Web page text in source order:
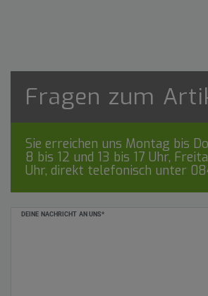
Fragen zum
Sie erreichen uns Montag bis
8 bis 12 und 13 bis 17 Uhr,
Uhr, direkt telefonisch unter
DEINE NACHRICHT AN UNS*
Ceres::Template.mailFormHoneypotLabel